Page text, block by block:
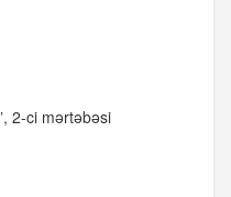
2-ci mərtəbəsi